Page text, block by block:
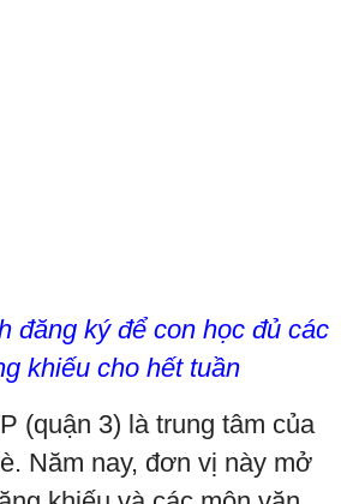
đăng ký để con học đủ các
khiếu cho hết tuần
(quận 3) là trung tâm của
Năm nay, đơn vị này mở